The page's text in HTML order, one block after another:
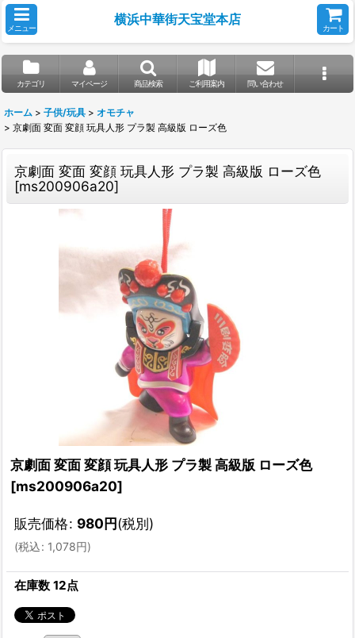
メニュー
横浜中華街天宝堂本店
カート
カテゴリ マイページ 商品検索 ご利用案内 問い合わせ
ホーム > 子供/玩具 > オモチャ
> 京劇面 変面 変顔 玩具人形 プラ製 高級版 ローズ色
京劇面 変面 変顔 玩具人形 プラ製 高級版 ローズ色
[ms200906a20]
京劇面 変面 変顔 玩具人形 プラ製 高級版 ローズ色
[ms200906a20]
販売価格: 980円(税別)
(税込: 1,078円)
在庫数 12点